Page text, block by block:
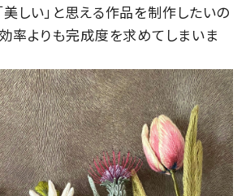
しい」と思える作品を制作したいの
率よりも完成度を求めてしまいま